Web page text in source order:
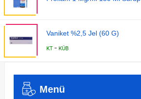
Vaniket %2,5 Jel (60 G)
KT - KÜB
Menü